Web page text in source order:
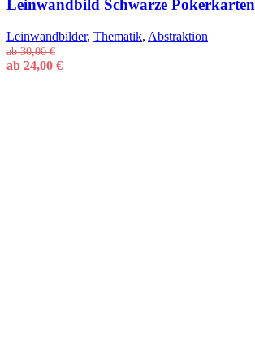
Leinwandbild Schwarze Pokerkarten
Leinwandbilder, Thematik, Abstraktion
ab30,00€
ab 24,00 €